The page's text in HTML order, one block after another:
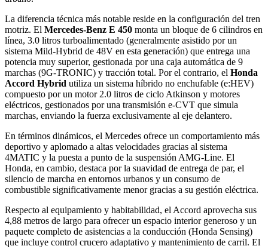
La diferencia técnica más notable reside en la configuración del tren
motriz. El Mercedes-Benz E 450 monta un bloque de 6 cilindros en
línea, 3.0 litros turboalimentado (generalmente asistido por un
sistema Mild-Hybrid de 48V en esta generación) que entrega una
potencia muy superior, gestionada por una caja automática de 9
marchas (9G-TRONIC) y tracción total. Por el contrario, el Honda
Accord Hybrid utiliza un sistema híbrido no enchufable (e:HEV)
compuesto por un motor 2.0 litros de ciclo Atkinson y motores
eléctricos, gestionados por una transmisión e-CVT que simula
marchas, enviando la fuerza exclusivamente al eje delantero.
En términos dinámicos, el Mercedes ofrece un comportamiento más
deportivo y aplomado a altas velocidades gracias al sistema
4MATIC y la puesta a punto de la suspensión AMG-Line. El
Honda, en cambio, destaca por la suavidad de entrega de par, el
silencio de marcha en entornos urbanos y un consumo de
combustible significativamente menor gracias a su gestión eléctrica.
Respecto al equipamiento y habitabilidad, el Accord aprovecha sus
4,88 metros de largo para ofrecer un espacio interior generoso y un
paquete completo de asistencias a la conducción (Honda Sensing)
que incluye control crucero adaptativo y mantenimiento de carril. El